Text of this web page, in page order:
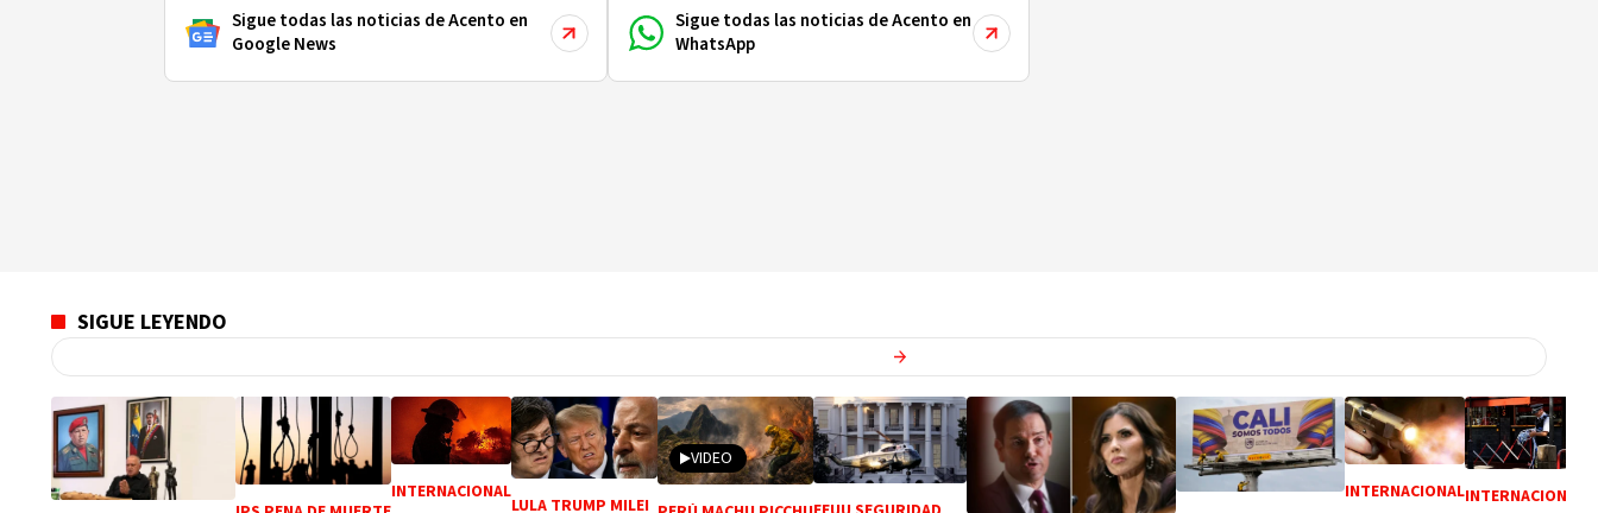
Sigue todas las noticias de Acento en
Google News
Sigue todas las noticias de Acento en
WhatsApp
SIGUE LEYENDO
INTERNACIONAL
LULA TRUMP MILEI
VIDEO
INTERNACIONALINTERNACIONAL